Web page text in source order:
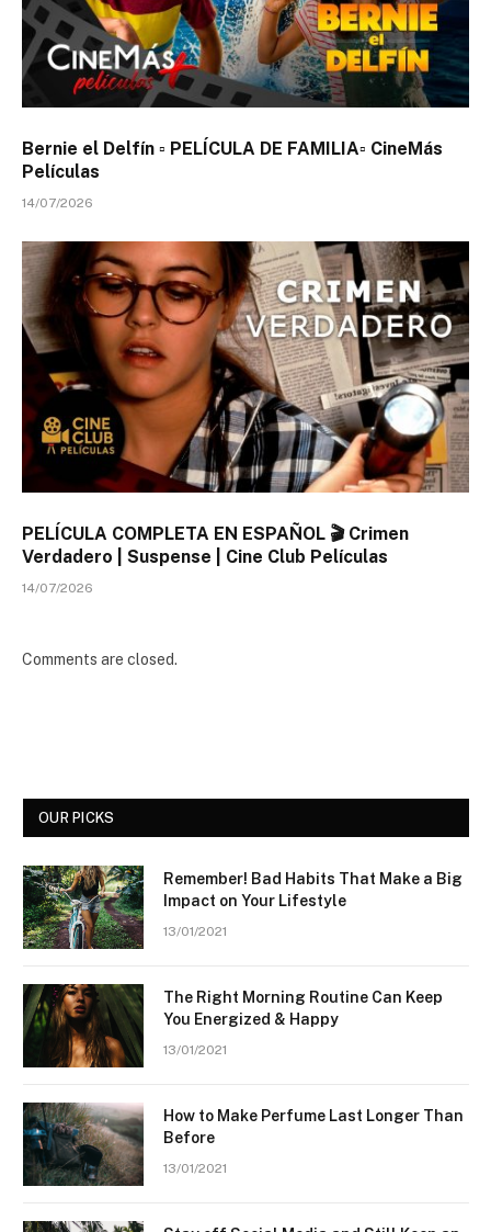
Bernie el Delfín ▫️ PELÍCULA DE FAMILIA▫️ CineMás
Películas
14/07/2026
PELÍCULA COMPLETA EN ESPAÑOL 🎬 Crimen
Verdadero | Suspense | Cine Club Películas
14/07/2026
Comments are closed.
OUR PICKS
Remember! Bad Habits That Make a Big
Impact on Your Lifestyle
13/01/2021
The Right Morning Routine Can Keep
You Energized & Happy
13/01/2021
How to Make Perfume Last Longer Than
Before
13/01/2021